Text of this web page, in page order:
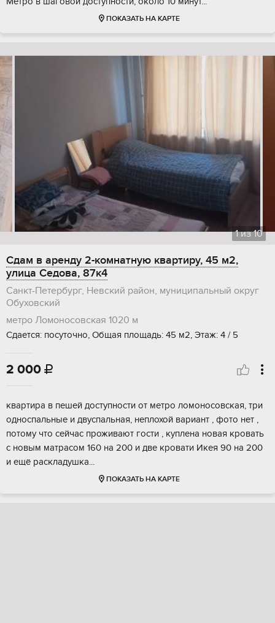
ПОКАЗАТЬ НА КАРТЕ
1из10
Сдам в аренду 2-комнатную квартиру, 45 м2,
улица Седова, 87к4
Санкт-Петербург, Невский район, муниципальный округ
Обуховский
метро Ломоносовская 1020 м
Сдается: посуточно, Общая площадь: 45 м2, Этаж: 4 / 5
2 000 
квартира в пешей доступности от метро ломоносовская, три
односпальные и двуспальная, неплохой вариант , фото нет ,
потому что сейчас проживают гости , куплена новая кровать
с новым матрасом 160 на 200 и две кровати Икея 90 на 200
и ещё раскладушка...
ПОКАЗАТЬ НА КАРТЕ